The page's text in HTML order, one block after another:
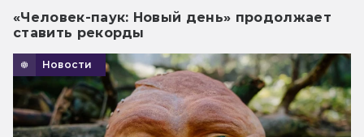
«Человек-паук: Новый день» продолжает
ставить рекорды
Новости